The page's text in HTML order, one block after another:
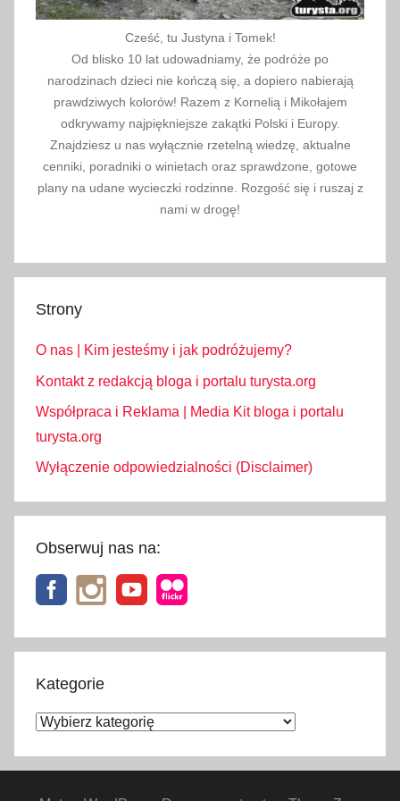
Cześć, tu Justyna i Tomek!
Od blisko 10 lat udowadniamy, że podróże po
narodzinach dzieci nie kończą się, a dopiero nabierają
prawdziwych kolorów! Razem z Kornelią i Mikołajem
odkrywamy najpiękniejsze zakątki Polski i Europy.
Znajdziesz u nas wyłącznie rzetelną wiedzę, aktualne
cenniki, poradniki o winietach oraz sprawdzone, gotowe
plany na udane wycieczki rodzinne. Rozgość się i ruszaj z
nami w drogę!
Strony
O nas | Kim jesteśmy i jak podróżujemy?
Kontakt z redakcją bloga i portalu turysta.org
Współpraca i Reklama | Media Kit bloga i portalu
turysta.org
Wyłączenie odpowiedzialności (Disclaimer)
Obserwuj nas na:
Kategorie
Kategorie